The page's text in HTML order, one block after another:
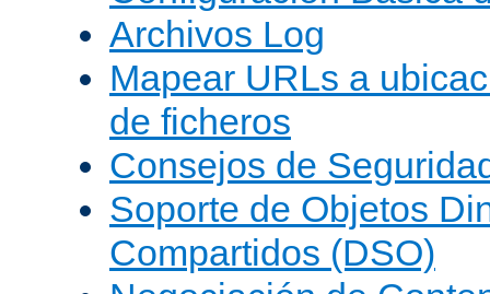
Archivos Log
Mapear URLs a
de ficheros
Consejos de
Soporte de Objetos
Compartidos (DSO)